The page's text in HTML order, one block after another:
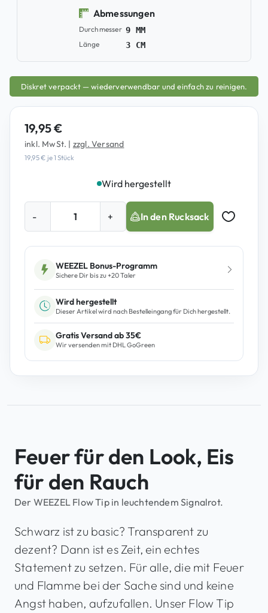
Abmessungen
Durchmesser 9 MM
Länge 3 CM
Diskret verpackt — wiederverwendbar und einfach zu reinigen.
19,95€
inkl. MwSt. | zzgl. Versand
19,95€ je 1 Stück
Wird hergestellt
-
w
+ In den Rucksack
Auf
WEEZEL Bonus-Programm
Sichere Dir bis zu +20Taler
Wird hergestellt
Dieser Artikel wird nach Bestelleingang für Dich hergestellt.
Gratis Versand ab 35€
Wir versenden mit DHL GoGreen
Feuer für den Look, Eis
für den Rauch
Der WEEZEL Flow Tip in leuchtendem Signalrot.
Schwarz ist zu basic? Transparent zu
dezent? Dann ist es Zeit, ein echtes
Statement zu setzen. Für alle, die mit Feuer
und Flamme bei der Sache sind und keine
Angst haben, aufzufallen. Unser Flow Tip